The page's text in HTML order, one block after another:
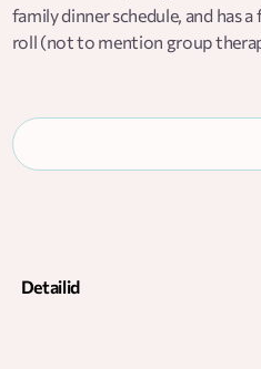
family dinner schedule, and has
roll (not to mention group
Detailid